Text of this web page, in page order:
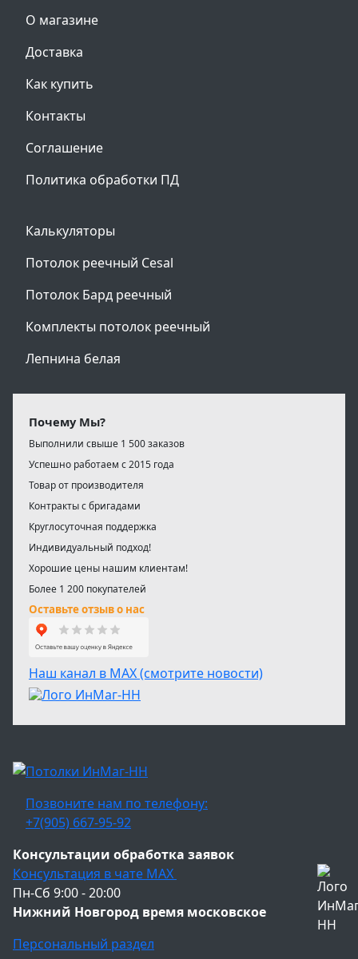
О магазине
Доставка
Как купить
Контакты
Соглашение
Политика обработки ПД
Калькуляторы
Потолок реечный Cesal
Потолок Бард реечный
Комплекты потолок реечный
Лепнина белая
Почему Мы?
Выполнили свыше 1 500 заказов
Успешно работаем с 2015 года
Товар от производителя
Контракты с бригадами
Круглосуточная поддержка
Индивидуальный подход!
Хорошие цены нашим клиентам!
Более 1 200 покупателей
Оставьте отзыв о нас
Наш канал в МАХ (смотрите новости)
Позвоните нам по телефону:
+7(905) 667-95-92
Консультации обработка заявок
Консультация в чате МАХ
Пн-Сб 9:00 - 20:00
Нижний Новгород время московское
Персональный раздел